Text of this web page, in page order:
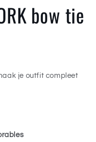
bow tie
je outfit compleet